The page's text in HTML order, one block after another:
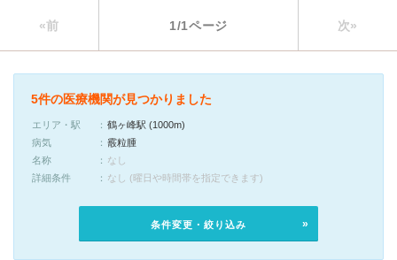
«前 1/1ページ 次»
5件の医療機関が見つかりました
エリア・駅
鶴ヶ峰駅 (1000m)
病気
霰粒腫
名称
なし
詳細条件
なし (曜日や時間帯を指定できます)
条件変更・絞り込み